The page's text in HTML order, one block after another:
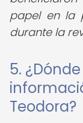
papel en la
durante la
5.
Teodora?